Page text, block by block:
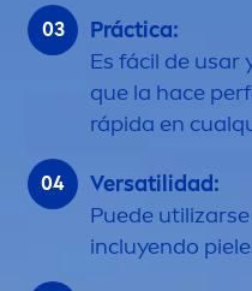
Práctica:
Es fácil de usar
que la hace
rápida en
Versatilidad:
Puede
incluyendo